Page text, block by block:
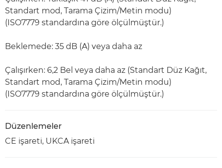
Standart mod, Tarama Çizim/Metin modu)
(ISO7779 standardına göre ölçülmüştür.)
Beklemede: 35 dB (A) veya daha az
Çalışırken: 6,2 Bel veya daha az (Standart Düz Kağıt,
Standart mod, Tarama Çizim/Metin modu)
(ISO7779 standardına göre ölçülmüştür.)
Düzenlemeler
CE işareti, UKCA işareti